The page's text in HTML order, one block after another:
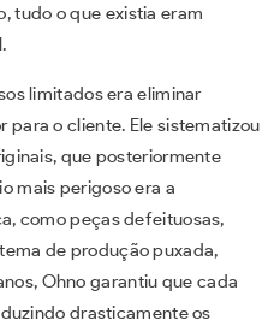
tudo o que existia eram
limitados era eliminar
o cliente. Ele sistematizou
que posteriormente
mais perigoso era a
como peças defeituosas,
de produção puxada,
Ohno garantiu que cada
drasticamente os